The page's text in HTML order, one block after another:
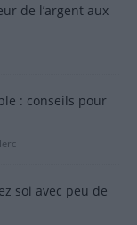
de l’argent aux
: conseils pour
soi avec peu de